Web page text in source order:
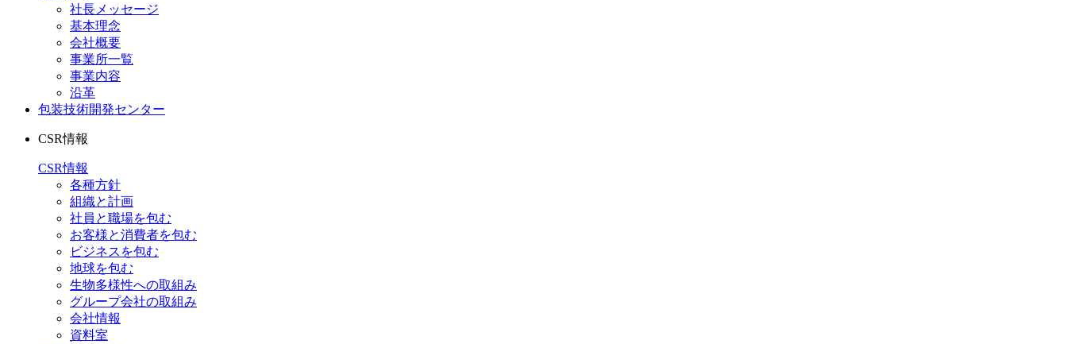
社長メッセージ
基本理念
会社概要
事業所一覧
事業内容
沿革
包装技術開発センター
CSR情報
CSR情報
各種方針
組織と計画
社員と職場を包む
お客様と消費者を包む
ビジネスを包む
地球を包む
生物多様性への取組み
グループ会社の取組み
会社情報
資料室